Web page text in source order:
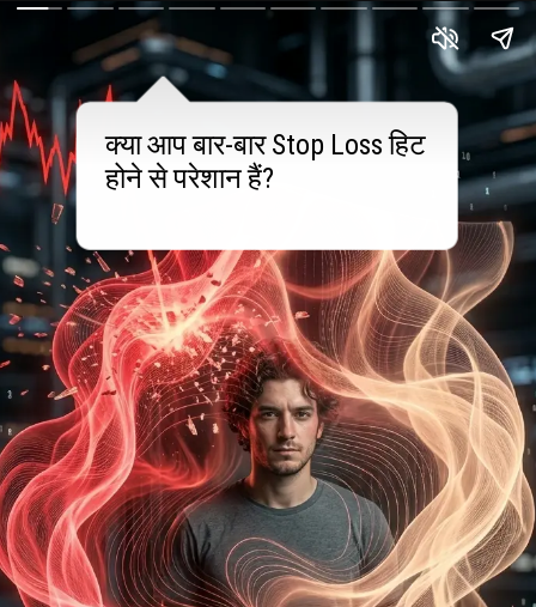
क्या आप बार-बार Stop Loss हिट
होने से परेशान हैं?